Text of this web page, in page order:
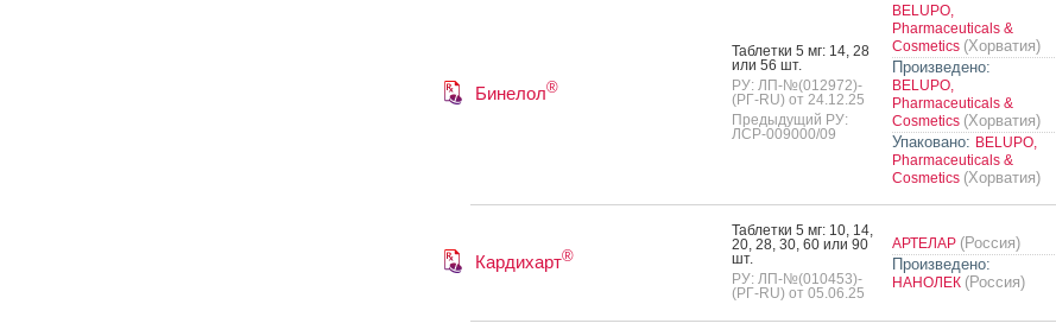
Бинелол®
Таб­летки 5 мг: 14, 28
или 56 шт.
РУ: ЛП-№(012972)-
(РГ-RU) от 24.12.25
Предыдущий РУ:
ЛСР-009000/09
BELUPO,
Pharmaceuticals &
Cosmetics (Хорватия)
Произведено:
BELUPO,
Pharmaceuticals &
Cosmetics (Хорватия)
Упаковано: BELUPO,
Pharmaceuticals &
Cosmetics (Хорватия)
Кардихарт®
Таб­летки 5 мг: 10, 14,
20, 28, 30, 60 или 90
шт.
РУ: ЛП-№(010453)-
(РГ-RU) от 05.06.25
АРТЕЛАР (Россия)
Произведено:
НАНОЛЕК (Россия)